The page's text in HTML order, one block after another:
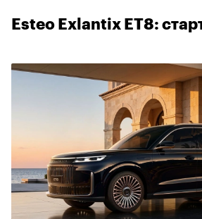
Esteo Exlantix ET8: